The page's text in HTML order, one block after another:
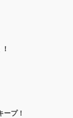
ープ！